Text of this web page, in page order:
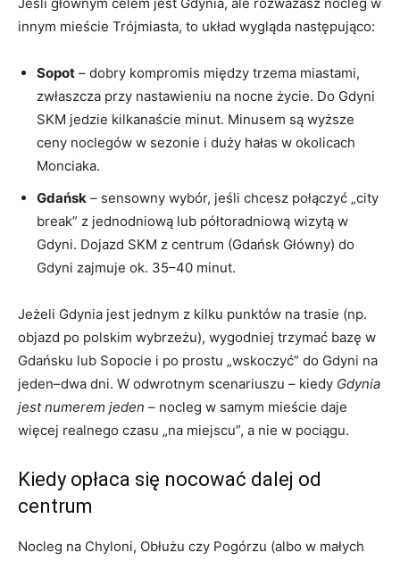
Jeśli głównym celem jest Gdynia, ale rozważasz nocleg w
innym mieście Trójmiasta, to układ wygląda następująco:
Sopot – dobry kompromis między trzema miastami,
zwłaszcza przy nastawieniu na nocne życie. Do Gdyni
SKM jedzie kilkanaście minut. Minusem są wyższe
ceny noclegów w sezonie i duży hałas w okolicach
Monciaka.
Gdańsk – sensowny wybór, jeśli chcesz połączyć „city
break” z jednodniową lub półtoradniową wizytą w
Gdyni. Dojazd SKM z centrum (Gdańsk Główny) do
Gdyni zajmuje ok. 35–40 minut.
Jeżeli Gdynia jest jednym z kilku punktów na trasie (np.
objazd po polskim wybrzeżu), wygodniej trzymać bazę w
Gdańsku lub Sopocie i po prostu „wskoczyć” do Gdyni na
jeden–dwa dni. W odwrotnym scenariuszu – kiedy Gdynia
jest numerem jeden – nocleg w samym mieście daje
więcej realnego czasu „na miejscu”, a nie w pociągu.
Kiedy opłaca się nocować dalej od
centrum
Nocleg na Chyloni, Obłużu czy Pogórzu (albo w małych